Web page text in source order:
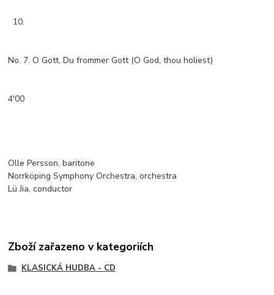
10.
No. 7. O Gott, Du frommer Gott (O God, thou holiest)
4'00
Olle Persson, baritone
Norrköping Symphony Orchestra, orchestra
Lü Jia, conductor
Zboží zařazeno v kategoriích
KLASICKÁ HUDBA - CD